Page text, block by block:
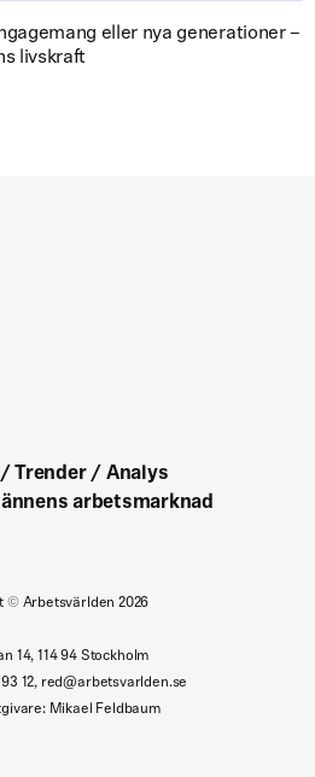
eller nya generationer –
livskraft
Trender / Analys
arbetsmarknad
©Arbetsvärlden 2026
14, 114 94 Stockholm
93 12, red@arbetsvarlden.se
Mikael Feldbaum